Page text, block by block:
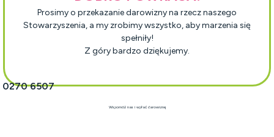
Prosimy o przekazanie darowizny na rzecz naszego
Stowarzyszenia, a my zrobimy wszystko, aby marzenia się
spełniły!
Z góry bardzo dziękujemy.
0270 6507
Wspomóż nas i wpłać darowiznę